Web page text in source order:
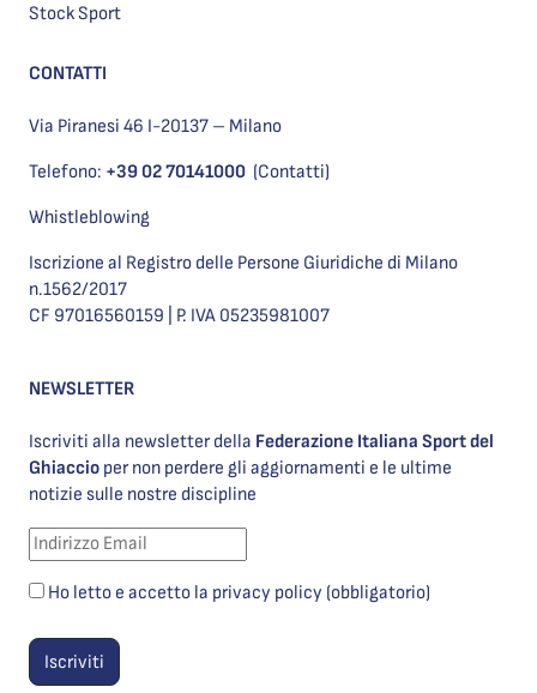
Stock Sport
CONTATTI
Via Piranesi 46 I-20137 – Milano
Telefono: +39 02 70141000 (Contatti)
Whistleblowing
Iscrizione al Registro delle Persone Giuridiche di Milano
n.1562/2017
CF 97016560159 | P. IVA 05235981007
NEWSLETTER
Iscriviti alla newsletter della Federazione Italiana Sport del
Ghiaccio per non perdere gli aggiornamenti e le ultime
notizie sulle nostre discipline
Ho letto e accetto la privacy policy (obbligatorio)